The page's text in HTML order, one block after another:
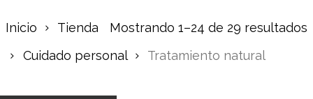
Mostrando 1–24 de 29 resultados
Inicio
Tienda
Cuidado personal
Tratamiento natural